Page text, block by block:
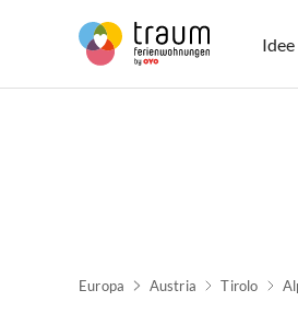
Idee
Europa Austria Tirolo